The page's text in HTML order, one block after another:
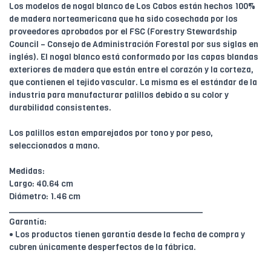
Los modelos de nogal blanco de Los Cabos están hechos 100%
de madera norteamericana que ha sido cosechada por los
proveedores aprobados por el FSC (Forestry Stewardship
Council – Consejo de Administración Forestal por sus siglas en
inglés). El nogal blanco está conformado por las capas blandas
exteriores de madera que están entre el corazón y la corteza,
que contienen el tejido vascular. La misma es el estándar de la
industria para manufacturar palillos debido a su color y
durabilidad consistentes.
Los palillos estan emparejados por tono y por peso,
seleccionados a mano.
Medidas:
Largo: 40.64 cm
Diámetro: 1.46 cm
________________________________________
Garantía:
• Los productos tienen garantía desde la fecha de compra y
cubren únicamente desperfectos de la fábrica.